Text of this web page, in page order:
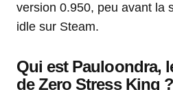
version 0.950, peu avant la
idle sur Steam.
Qui est Pauloondra,
de Zero Stress King ?